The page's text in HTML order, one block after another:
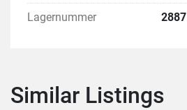
Lagernummer 2887
Similar Listings